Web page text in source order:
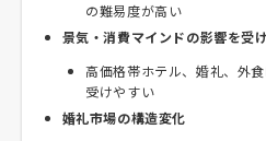
の難易度が高い
景気・消費マインドの影響を受
高価格帯ホテル、婚礼、外
受けやすい
婚礼市場の構造変化